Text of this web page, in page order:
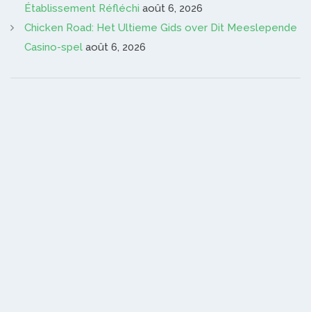
Établissement Réfléchi août 6, 2026
Chicken Road: Het Ultieme Gids over Dit Meeslepende
Casino-spel août 6, 2026